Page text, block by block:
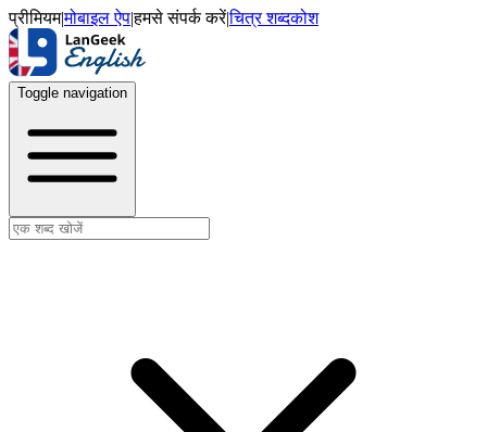
प्रीमियम|मोबाइल ऐप|हमसे संपर्क करें|चित्र शब्दकोश
Toggle navigation